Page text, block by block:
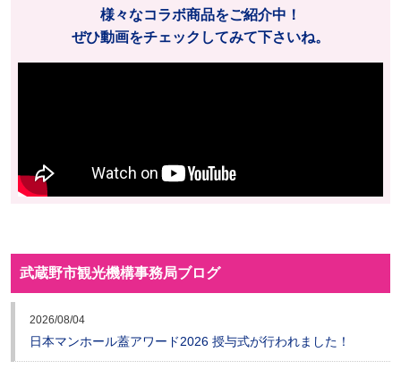
様々なコラボ商品をご紹介中！
ぜひ動画をチェックしてみて下さいね。
武蔵野市観光機構事務局ブログ
2026/08/04
日本マンホール蓋アワード2026 授与式が行われました！